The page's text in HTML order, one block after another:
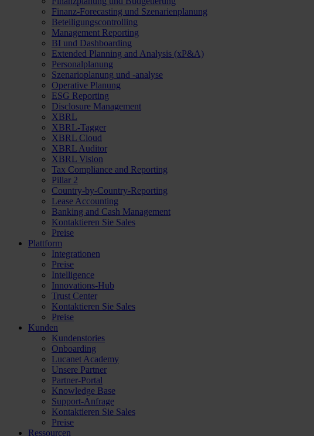
Finanz-Forecasting und Szenarienplanung
Beteiligungscontrolling
Management Reporting
BI und Dashboarding
Extended Planning and Analysis (xP&A)
Personalplanung
Szenarioplanung und -analyse
Operative Planung
ESG Reporting
Disclosure Management
XBRL
XBRL-Tagger
XBRL Cloud
XBRL Auditor
XBRL Vision
Tax Compliance and Reporting
Pillar 2
Country-by-Country-Reporting
Lease Accounting
Banking and Cash Management
Kontaktieren Sie Sales
Preise
Plattform
Integrationen
Preise
Intelligence
Innovations-Hub
Trust Center
Kontaktieren Sie Sales
Preise
Kunden
Kundenstories
Onboarding
Lucanet Academy
Unsere Partner
Partner-Portal
Knowledge Base
Support-Anfrage
Kontaktieren Sie Sales
Preise
Ressourcen